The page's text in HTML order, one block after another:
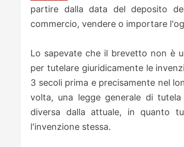
partire dalla data del deposito
commercio, vendere o importare
Lo sapevate che il brevetto non è
per tutelare giuridicamente le
3 secoli prima e precisamente nel
volta, una legge generale di tutela
diversa dalla attuale, in quanto
l'invenzione stessa.